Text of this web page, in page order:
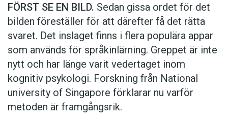
Har du koll på orden från SAOL? (Kviss
#622)
KVISS
Känner du till orden från SAOL? (Kviss
#625)
KVISS
Kan du identifiera språket? (Kviss #623)
FÖRST SE EN BILD. Sedan gissa ordet för det
bilden föreställer för att därefter få det rätta
svaret. Det inslaget finns i flera populära appar
som används för språkinlärning. Greppet är inte
nytt och har länge varit vedertaget inom
kognitiv psykologi. Forskning från National
university of Singa­pore förklarar nu varför
metoden är framgångsrik.